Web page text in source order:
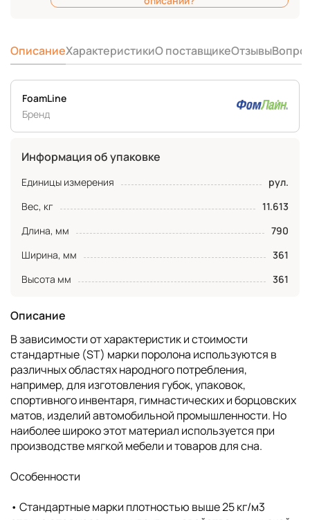
ОписаниеХарактеристикиО поставщикеОтзывы
Описание
В зависимости от характеристик и стоимости
стандартные (ST) марки поролона используются в
различных областях народного потребления,
например, для изготовления губок, упаковок,
спортивного инвентаря, гимнастических и борцовских
матов, изделий автомобильной промышленности. Но
наиболее широко этот материал используется при
производстве мягкой мебели и товаров для сна.
Особенности
• Cтандартные марки плотностью выше 25 кг/м3
FoamLine
Бренд
Информация об упаковке
Единицы измерения
рул.
Вес, кг
11.613
Длина, мм
790
Ширина, мм
361
Высота мм
361